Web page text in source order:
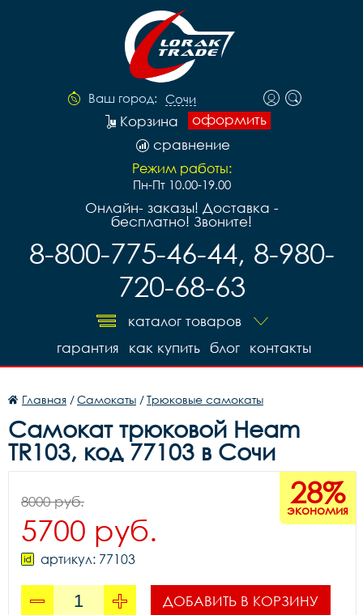
Ваш город: Сочи
оформить
Корзина
сравнение
Режим работы:
Пн-Пт 10.00-19.00
Онлайн- заказы! Доставка -
бесплатно! Звоните!
8-800-775-46-44, 8-980-
720-68-63
каталог товаров
контакты
блог
как купить
гарантия
Главная /Самокаты /Трюковые самокаты
Самокат трюковой Heam
TR103, код 77103 в Сочи
28%
экономия
8000 руб.
5700 руб.
артикул: 77103
ДОБАВИТЬ В КОРЗИНУ